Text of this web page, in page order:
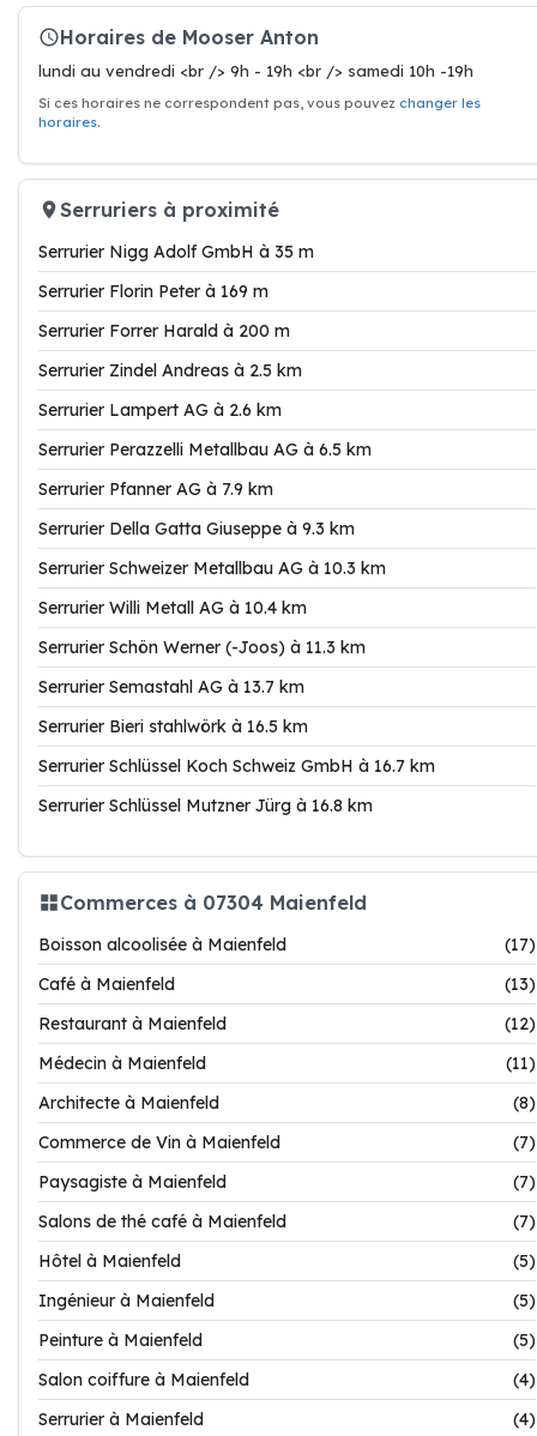
Horaires de Mooser Anton
lundi au vendredi <br /> 9h - 19h <br /> samedi 10h -19h
Si ces horaires ne correspondent pas, vous pouvez changer les
horaires.
Serruriers à proximité
Serrurier Nigg Adolf GmbH à 35 m
Serrurier Florin Peter à 169 m
Serrurier Forrer Harald à 200 m
Serrurier Zindel Andreas à 2.5 km
Serrurier Lampert AG à 2.6 km
Serrurier Perazzelli Metallbau AG à 6.5 km
Serrurier Pfanner AG à 7.9 km
Serrurier Della Gatta Giuseppe à 9.3 km
Serrurier Schweizer Metallbau AG à 10.3 km
Serrurier Willi Metall AG à 10.4 km
Serrurier Schön Werner (-Joos) à 11.3 km
Serrurier Semastahl AG à 13.7 km
Serrurier Bieri stahlwörk à 16.5 km
Serrurier Schlüssel Koch Schweiz GmbH à 16.7 km
Serrurier Schlüssel Mutzner Jürg à 16.8 km
Commerces à 07304 Maienfeld
Boisson alcoolisée à Maienfeld
(17)
Café à Maienfeld
(13)
Restaurant à Maienfeld
(12)
Médecin à Maienfeld
(11)
Architecte à Maienfeld
(8)
Commerce de Vin à Maienfeld
(7)
Paysagiste à Maienfeld
(7)
Salons de thé café à Maienfeld
(7)
Hôtel à Maienfeld
(5)
Ingénieur à Maienfeld
(5)
Peinture à Maienfeld
(5)
Salon coiffure à Maienfeld
(4)
Serrurier à Maienfeld
(4)